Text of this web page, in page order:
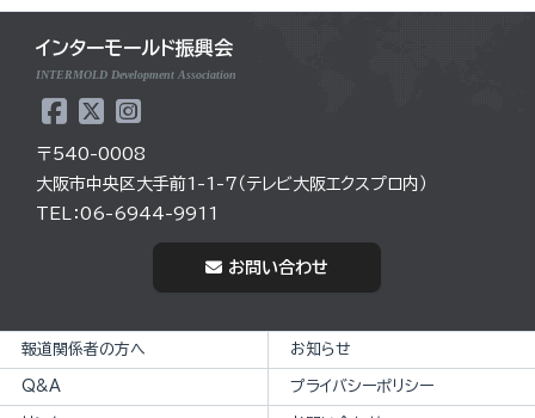
インターモールド振興会
INTERMOLD Development Association
〒540-0008
大阪市中央区大手前1-1-7（テレビ大阪エクスプロ内）
TEL：06-6944-9911
お問い合わせ
報道関係者の方へ お知らせ
Q&A プライバシーポリシー